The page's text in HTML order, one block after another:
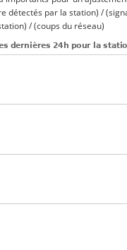
détectés par la station) /
/ (coups du réseau)